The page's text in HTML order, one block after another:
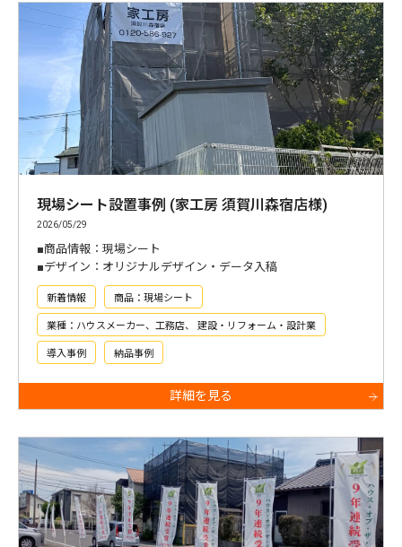
現場シート設置事例 (家工房 須賀川森宿店様)
2026/05/29
■商品情報：現場シート
■デザイン：オリジナルデザイン・データ入稿
新着情報 商品：現場シート
業種：ハウスメーカー、工務店、 建設・リフォーム・設計業
導入事例 納品事例
詳細を見る